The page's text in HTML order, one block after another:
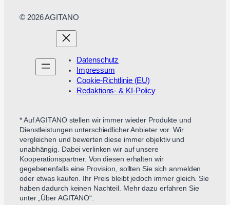
© 2026 AGITANO
Datenschutz
Impressum
Cookie-Richtlinie (EU)
Redaktions- & KI-Policy
* Auf AGITANO stellen wir immer wieder Produkte und
Dienstleistungen unterschiedlicher Anbieter vor. Wir
vergleichen und bewerten diese immer objektiv und
unabhängig. Dabei verlinken wir auf unsere
Kooperationspartner. Von diesen erhalten wir
gegebenenfalls eine Provision, sollten Sie sich anmelden
oder etwas kaufen. Ihr Preis bleibt jedoch immer gleich. Sie
haben dadurch keinen Nachteil. Mehr dazu erfahren Sie
unter „Über AGITANO“.